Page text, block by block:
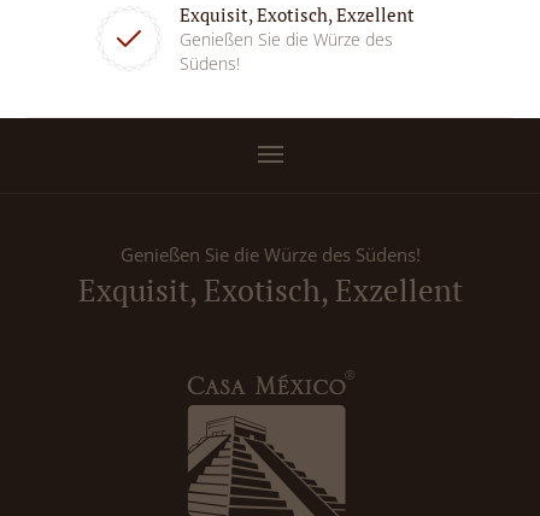
Exquisit, Exotisch, Exzellent
Genießen Sie die Würze des
Südens!
Genießen Sie die Würze des Südens!
Exquisit, Exotisch, Exzellent